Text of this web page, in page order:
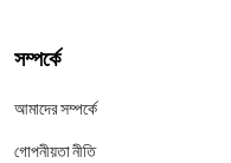
সম্পর্কে
আমাদের সম্পর্কে
গোপনীয়তা নীতি